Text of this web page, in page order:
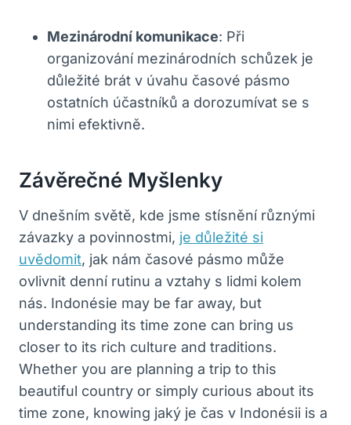
Mezinárodní komunikace: Při
organizování​ mezinárodních schůzek ‌je
důležité brát v úvahu ‍časové pásmo
ostatních účastníků a ⁤dorozumívat se s⁢
nimi efektivně.
Závěrečné Myšlenky
V dnešním světě, kde jsme stísnění různými
závazky a povinnostmi, je důležité‌ si
uvědomit,⁣ jak nám‌ časové ​pásmo může
ovlivnit denní rutinu a vztahy s lidmi kolem
⁣nás. ⁣Indonésie may be⁤ far away, ‍but
understanding its ‍time zone can bring us
closer to its⁢ rich ⁣culture and traditions.
Whether you are planning a trip to this
beautiful⁣ country or simply‍ curious⁣ about its
time​ zone,⁢ knowing jaký​ je čas v⁢ Indonésii is a